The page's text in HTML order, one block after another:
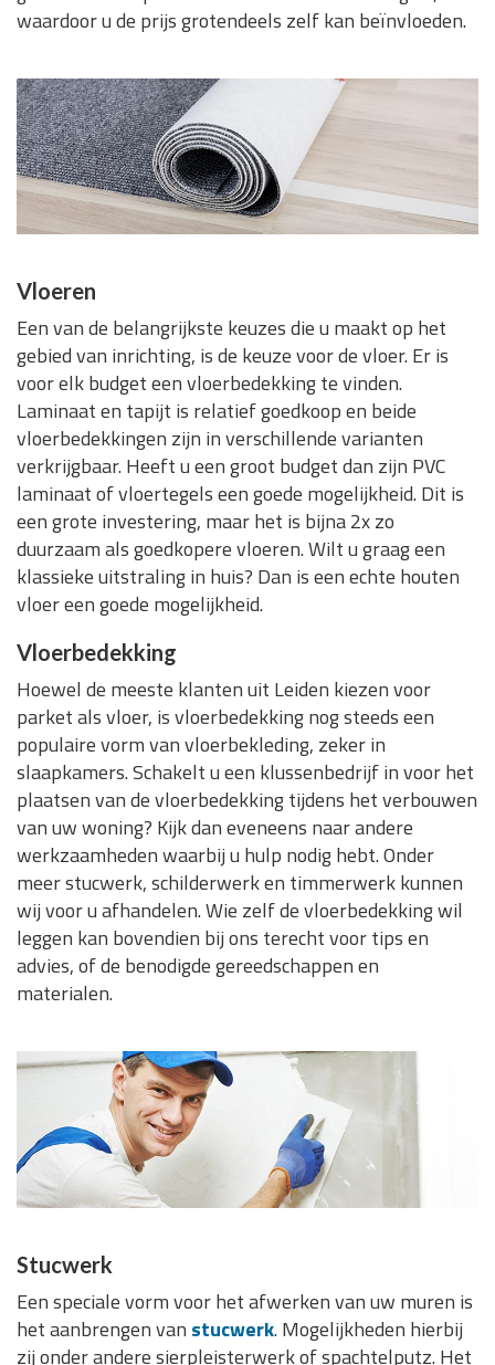
waardoor u de prijs grotendeels zelf kan beïnvloeden.
Vloeren
Een van de belangrijkste keuzes die u maakt op het
gebied van inrichting, is de keuze voor de vloer. Er is
voor elk budget een vloerbedekking te vinden.
Laminaat en tapijt is relatief goedkoop en beide
vloerbedekkingen zijn in verschillende varianten
verkrijgbaar. Heeft u een groot budget dan zijn PVC
laminaat of vloertegels een goede mogelijkheid. Dit is
een grote investering, maar het is bijna 2x zo
duurzaam als goedkopere vloeren. Wilt u graag een
klassieke uitstraling in huis? Dan is een echte houten
vloer een goede mogelijkheid.
Vloerbedekking
Hoewel de meeste klanten uit Leiden kiezen voor
parket als vloer, is vloerbedekking nog steeds een
populaire vorm van vloerbekleding, zeker in
slaapkamers. Schakelt u een klussenbedrijf in voor het
plaatsen van de vloerbedekking tijdens het verbouwen
van uw woning? Kijk dan eveneens naar andere
werkzaamheden waarbij u hulp nodig hebt. Onder
meer stucwerk, schilderwerk en timmerwerk kunnen
wij voor u afhandelen. Wie zelf de vloerbedekking wil
leggen kan bovendien bij ons terecht voor tips en
advies, of de benodigde gereedschappen en
materialen.
Stucwerk
Een speciale vorm voor het afwerken van uw muren is
het aanbrengen van stucwerk. Mogelijkheden hierbij
zij onder andere sierpleisterwerk of spachtelputz. Het